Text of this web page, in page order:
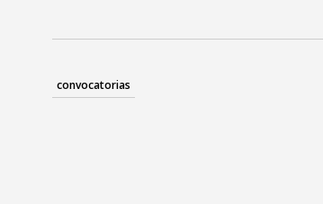
convocatorias